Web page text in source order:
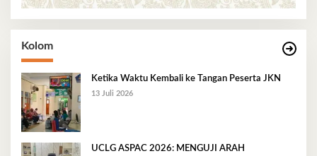
Kolom
Ketika Waktu Kembali ke Tangan Peserta JKN
13 Juli 2026
UCLG ASPAC 2026: MENGUJI ARAH